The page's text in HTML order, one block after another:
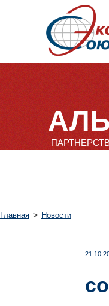
Главная > Новости